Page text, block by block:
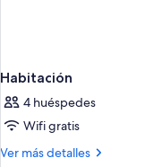
Habitación
4 huéspedes
Wifi gratis
Ver más detalles
Más